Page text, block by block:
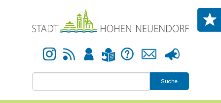
Instagram Newsfeed Anmelden Leichte Sprache Hilfe Kontakt Presse
Suche